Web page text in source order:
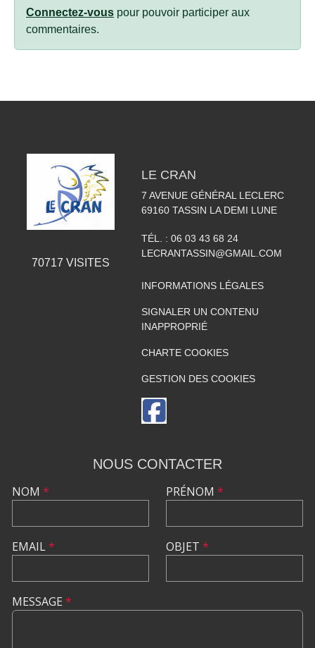
Connectez-vous pour pouvoir participer aux
commentaires.
70717 VISITES
LE CRAN
7 AVENUE GÉNÉRAL LECLERC
69160 TASSIN LA DEMI LUNE
TÉL. : 06 03 43 68 24
LECRANTASSIN@GMAIL.COM
INFORMATIONS LÉGALES
SIGNALER UN CONTENU
INAPPROPRIÉ
CHARTE COOKIES
GESTION DES COOKIES
NOUS CONTACTER
NOM *
EMAIL*
PRÉNOM *
OBJET *
MESSAGE *